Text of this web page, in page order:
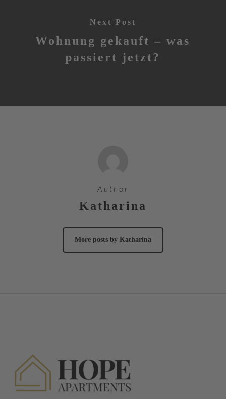
Next Post
Wohnung gekauft – was
passiert jetzt?
Author
Katharina
More posts by Katharina